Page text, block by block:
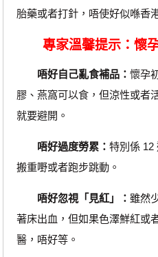
胎藥或者打針，唔使好似喺香
專家溫馨提示：懷
唔好自己亂食補品： 懷孕
膠、燕窩可以食，但涼性或者
就要避開。
唔好過度勞累： 特別係 12
搬重嘢或者跑步跳動。
唔好忽視「見紅」： 雖然
著床出血，但如果色澤鮮紅或
醫，唔好等。